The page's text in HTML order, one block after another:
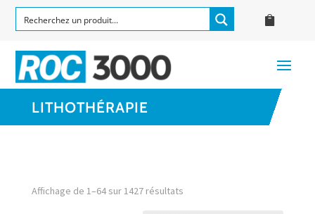
LITHOTHÉRAPIE
Affichage de 1–64 sur 1427 résultats